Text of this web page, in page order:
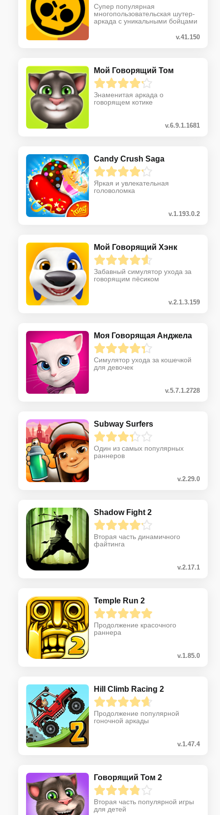
Супер популярная
многопользовательская шутер-
аркада с уникальными бойцами
v.41.150
Мой Говорящий Том
Знаменитая аркада о
говорящем котике
v.6.9.1.1681
Candy Crush Saga
Яркая и увлекательная
головоломка
v.1.193.0.2
Мой Говорящий Хэнк
Забавный симулятор ухода за
говорящим пёсиком
v.2.1.3.159
Моя Говорящая Анджела
Симулятор ухода за кошечкой
для девочек
v.5.7.1.2728
Subway Surfers
Один из самых популярных
раннеров
v.2.29.0
Shadow Fight 2
Вторая часть динамичного
файтинга
v.2.17.1
Temple Run 2
Продолжение красочного
раннера
v.1.85.0
Hill Climb Racing 2
Продолжение популярной
гоночной аркады
v.1.47.4
Говорящий Том 2
Вторая часть популярной игры
для детей